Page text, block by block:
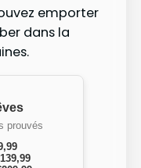
emporter
dans la
prouvés